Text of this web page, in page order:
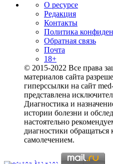
О ресурсе
Редакция
Контакты
Политика
Обратная связь
Почта
18+
© 2015-2022 Все права
материалов сайта
гиперссылки на сайт
представлена
Диагностика и
истории болезни и
настоятельно
диагностики обращаться
самолечением.